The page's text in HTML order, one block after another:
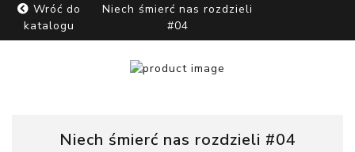
Mangi
Wróć do
katalogu
Niech śmierć nas rozdzieli
#04
Niech śmierć nas rozdzieli #04